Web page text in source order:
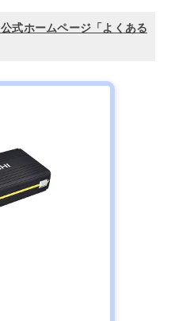
式ホームページ「よくある